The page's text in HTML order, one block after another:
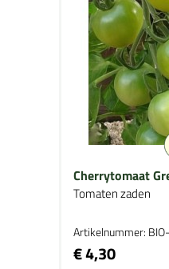
Cherrytomaat
Tomaten zaden
Artikelnummer:
€ 4,30